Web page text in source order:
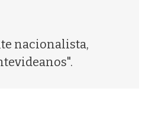
nacionalista,